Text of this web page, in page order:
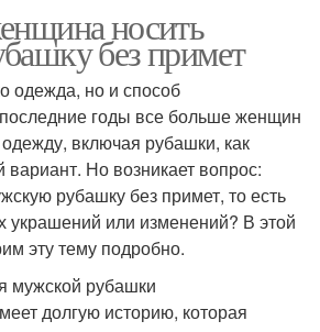
носить
без примет
одежда, но и способ
годы все больше женщин
включая рубашки, как
Но возникает вопрос:
рубашку без примет, то есть
украшений или изменений? В этой
эту тему подробно.
мужской рубашки
долгую историю, которая